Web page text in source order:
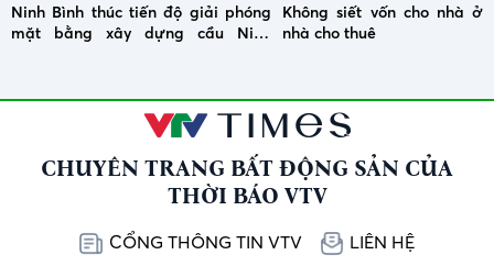
Ninh Bình thúc tiến độ giải phóng
mặt bằng xây dựng cầu Ninh
Không siết vốn cho nhà ở
nhà cho thuê
CHUYÊN TRANG BẤT ĐỘNG SẢN CỦA
THỜI BÁO VTV
CỔNG THÔNG TIN VTV LIÊN HỆ